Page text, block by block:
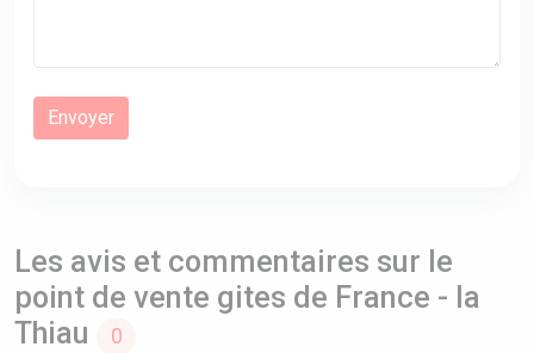
Les avis et commentaires sur le
point de vente gites de France - la
Thiau
0